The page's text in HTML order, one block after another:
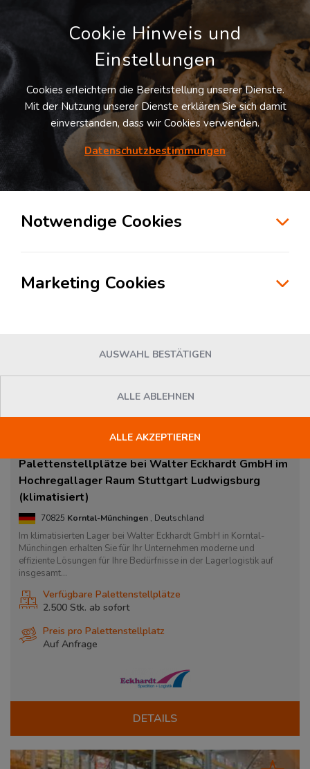
LOGIVISOR SUCHE
Lagerflächen in Korntal-Münchingen
Palettenstellplätze bei Walter Eckhardt GmbH im
Hochregallager Raum Stuttgart Ludwigsburg
(klimatisiert)
70825 Korntal-Münchingen , Deutschland
Im klimati­sierten Lager bei Walter Eckhardt GmbH in Korntal-
Münchingen erhalten Sie für Ihr Unter­nehmen moderne und
effiziente Lösungen für Ihre Bedürfnisse in der Lager­logistik auf
insgesamt...
Verfügbare Palettenstellplätze
2.500 Stk. ab sofort
Preis pro Palettenstellplatz
Auf Anfrage
DETAILS
Cookie Hinweis und
Einstellungen
Cookies erleichtern die Bereitstellung unserer Dienste.
Mit der Nutzung unserer Dienste erklären Sie sich damit
einverstanden, dass wir Cookies verwenden.
Datenschutzbestimmungen
Notwendige Cookies
Marketing Cookies
AUSWAHL BESTÄTIGEN
ALLE ABLEHNEN
ALLE AKZEPTIEREN